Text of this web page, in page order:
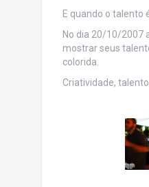
E quando o talento
No dia 20/10/2007
mostrar seus
colorida.
Criatividade,